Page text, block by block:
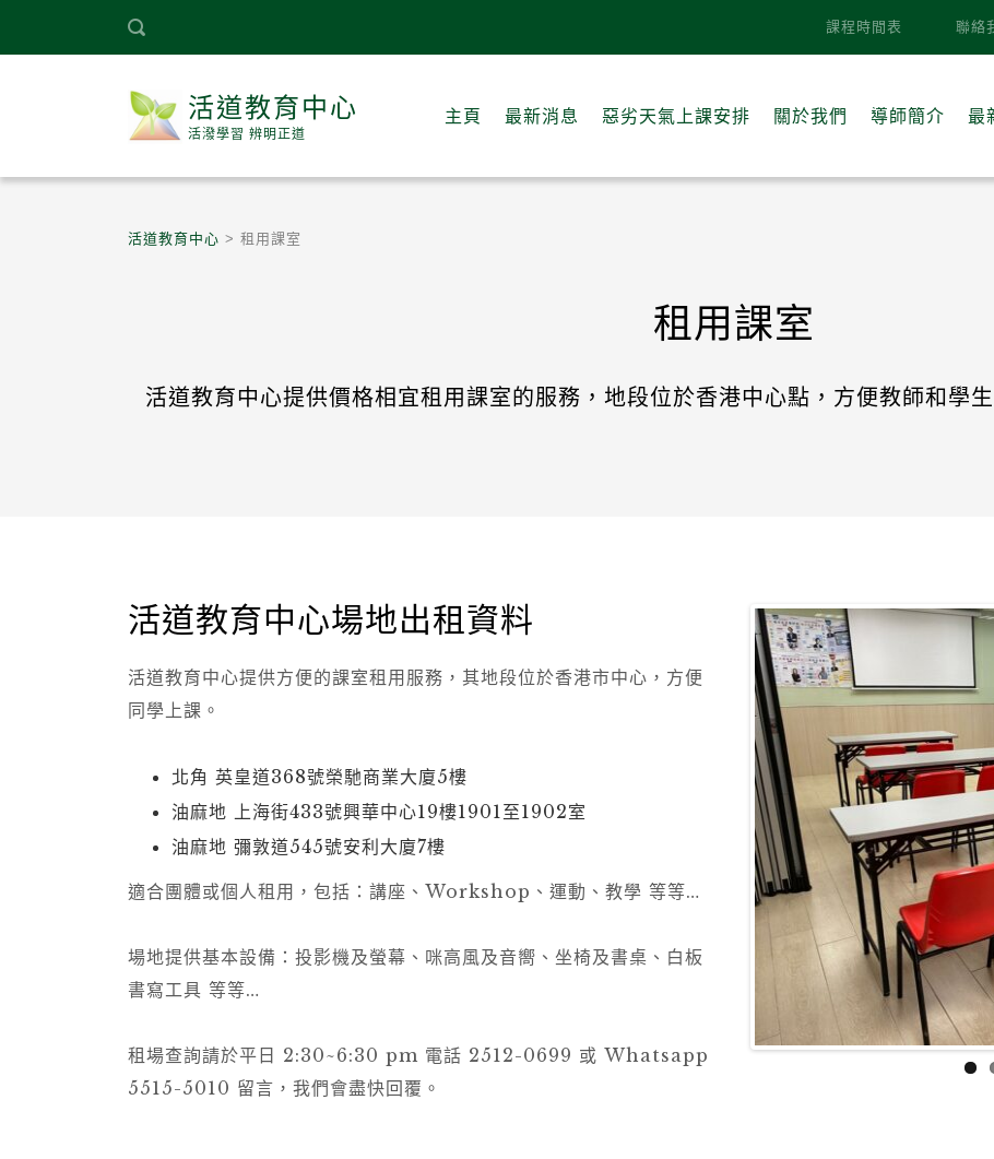
課程時間表 聯絡
活道教育中心
活潑學習 辨明正道
主頁 最新消息 惡劣天氣上課安排 關於我們 導師簡介 最
活道教育中心 > 租用課室
租用課室
活道教育中心提供價格相宜租用課室的服務，地段位於香港中心點，方便教師和學
活道教育中心場地出租資料
活道教育中心提供方便的課室租用服務，其地段位於香港市中心，方便
同學上課。
北角 英皇道368號榮馳商業大廈5樓
油麻地 上海街433號興華中心19樓1901至1902室
油麻地 彌敦道545號安利大廈7樓
適合團體或個人租用，包括：講座、Workshop、運動、教學 等等…
場地提供基本設備：投影機及螢幕、咪高風及音嚮、坐椅及書桌、白板
書寫工具 等等…
租場查詢請於平日 2:30~6:30 pm 電話 2512-0699 或 Whatsapp
5515-5010 留言，我們會盡快回覆。